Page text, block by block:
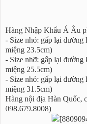
Hàng Nhập Khẩu Á Âu
- Size nhỏ: gấp lại
miệng 23.5cm)
- Size nhỡ: gấp lại
miệng 25.5cm)
- Size nhỏ: gấp lại
miệng 31.5cm)
Hàng nội địa Hàn Quốc,
098.679.8008)